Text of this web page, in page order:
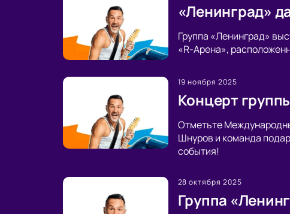
«Ленинград»
Группа «Ленинград»
«R-Арена»,
19 ноября 2025
Концерт
Отметьте
Шнуров и команда
события!
28 октября 2025
Группа